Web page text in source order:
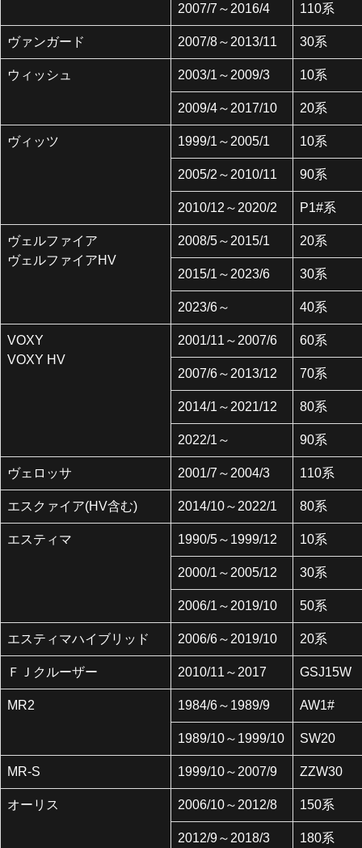
2007/7～2016/4 110系
ヴァンガード 2007/8～2013/11 30系
ウィッシュ 2003/1～2009/3 10系
2009/4～2017/10 20系
ヴィッツ 1999/1～2005/1 10系
2005/2～2010/11 90系
2010/12～2020/2 P1#系
ヴェルファイア
ヴェルファイアHV
2008/5～2015/1 20系
2015/1～2023/6 30系
2023/6～ 40系
VOXY
VOXY HV
2001/11～2007/6 60系
2007/6～2013/12 70系
2014/1～2021/12 80系
2022/1～ 90系
ヴェロッサ 2001/7～2004/3 110系
エスクァイア(HV含む) 2014/10～2022/1 80系
エスティマ 1990/5～1999/12 10系
2000/1～2005/12 30系
2006/1～2019/10 50系
エスティマハイブリッド 2006/6～2019/10 20系
ＦＪクルーザー 2010/11～2017 GSJ15W
MR2 1984/6～1989/9 AW1#
1989/10～1999/10 SW20
MR-S 1999/10～2007/9 ZZW30
オーリス 2006/10～2012/8 150系
2012/9～2018/3 180系